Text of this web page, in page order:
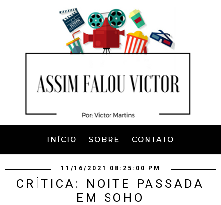
INÍCIO SOBRE CONTATO
11/16/2021 08:25:00 PM
CRÍTICA: NOITE PASSADA
EM SOHO